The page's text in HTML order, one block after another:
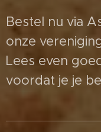
Bestel nu via
onze
Lees even
voordat je je